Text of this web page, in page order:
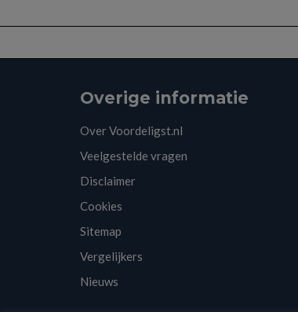
Overige informatie
Over Voordeligst.nl
Veelgestelde vragen
Disclaimer
Cookies
Sitemap
Vergelijkers
Nieuws